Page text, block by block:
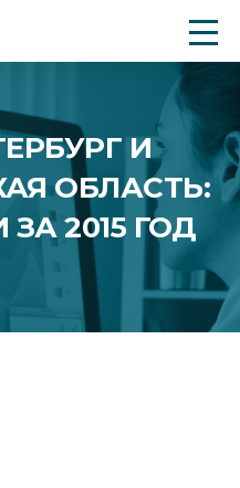
И
ОБЛАСТЬ:
2015 ГОД